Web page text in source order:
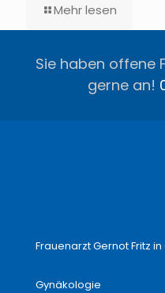
Mehr lesen
Sie haben offene
gerne an!
Frauenarzt Gernot Fritz
Gynäkologie